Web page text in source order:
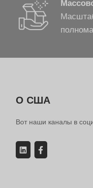
О США
Вот наши каналы в